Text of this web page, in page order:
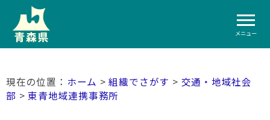
メニュー
ホーム >組織でさがす > 交通・地域社会
部 >東青地域連携事務所